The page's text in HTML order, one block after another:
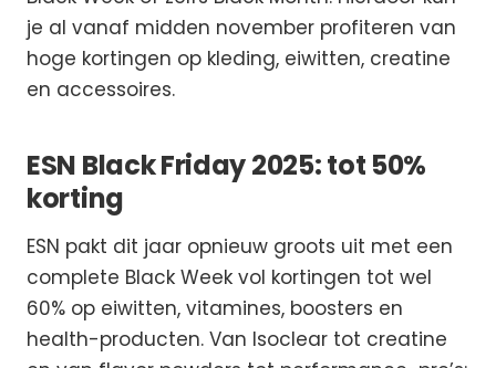
je al vanaf midden november profiteren van
hoge kortingen op kleding, eiwitten, creatine
en accessoires.
ESN Black Friday 2025: tot 50%
korting
ESN pakt dit jaar opnieuw groots uit met een
complete Black Week vol kortingen tot wel
60% op eiwitten, vitamines, boosters en
health-producten. Van Isoclear tot creatine